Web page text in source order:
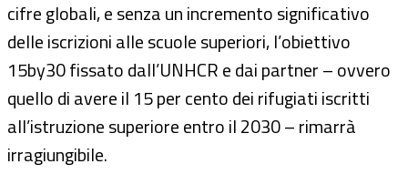
cifre globali, e senza un incremento significativo
delle iscrizioni alle scuole superiori, l’obiettivo
15by30 fissato dall’UNHCR e dai partner – ovvero
quello di avere il 15 per cento dei rifugiati iscritti
all’istruzione superiore entro il 2030 – rimarrà
irragiungibile.